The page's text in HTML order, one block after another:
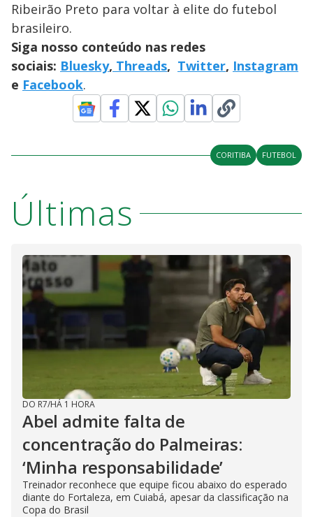
Ribeirão Preto para voltar à elite do futebol
brasileiro.
Siga nosso conteúdo nas redes
sociais: Bluesky, Threads, Twitter, Instagram
e Facebook.
CORITIBA FUTEBOL
Últimas
DO R7/HÁ 1 HORA
Abel admite falta de
concentração do Palmeiras:
‘Minha responsabilidade’
Treinador reconhece que equipe ficou abaixo do esperado
diante do Fortaleza, em Cuiabá, apesar da classificação na
Copa do Brasil